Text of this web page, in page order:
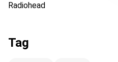
Radiohead
Tag